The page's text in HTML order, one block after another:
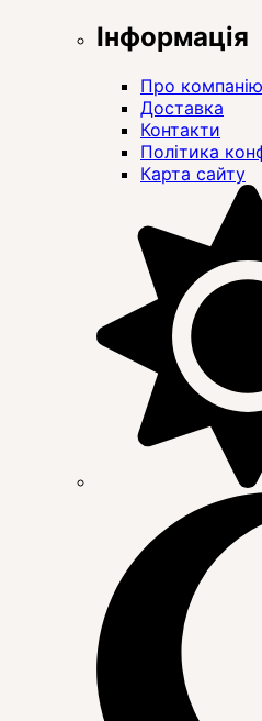
Інформація
Про компанію
Доставка
Контакти
Політика
Карта сайту